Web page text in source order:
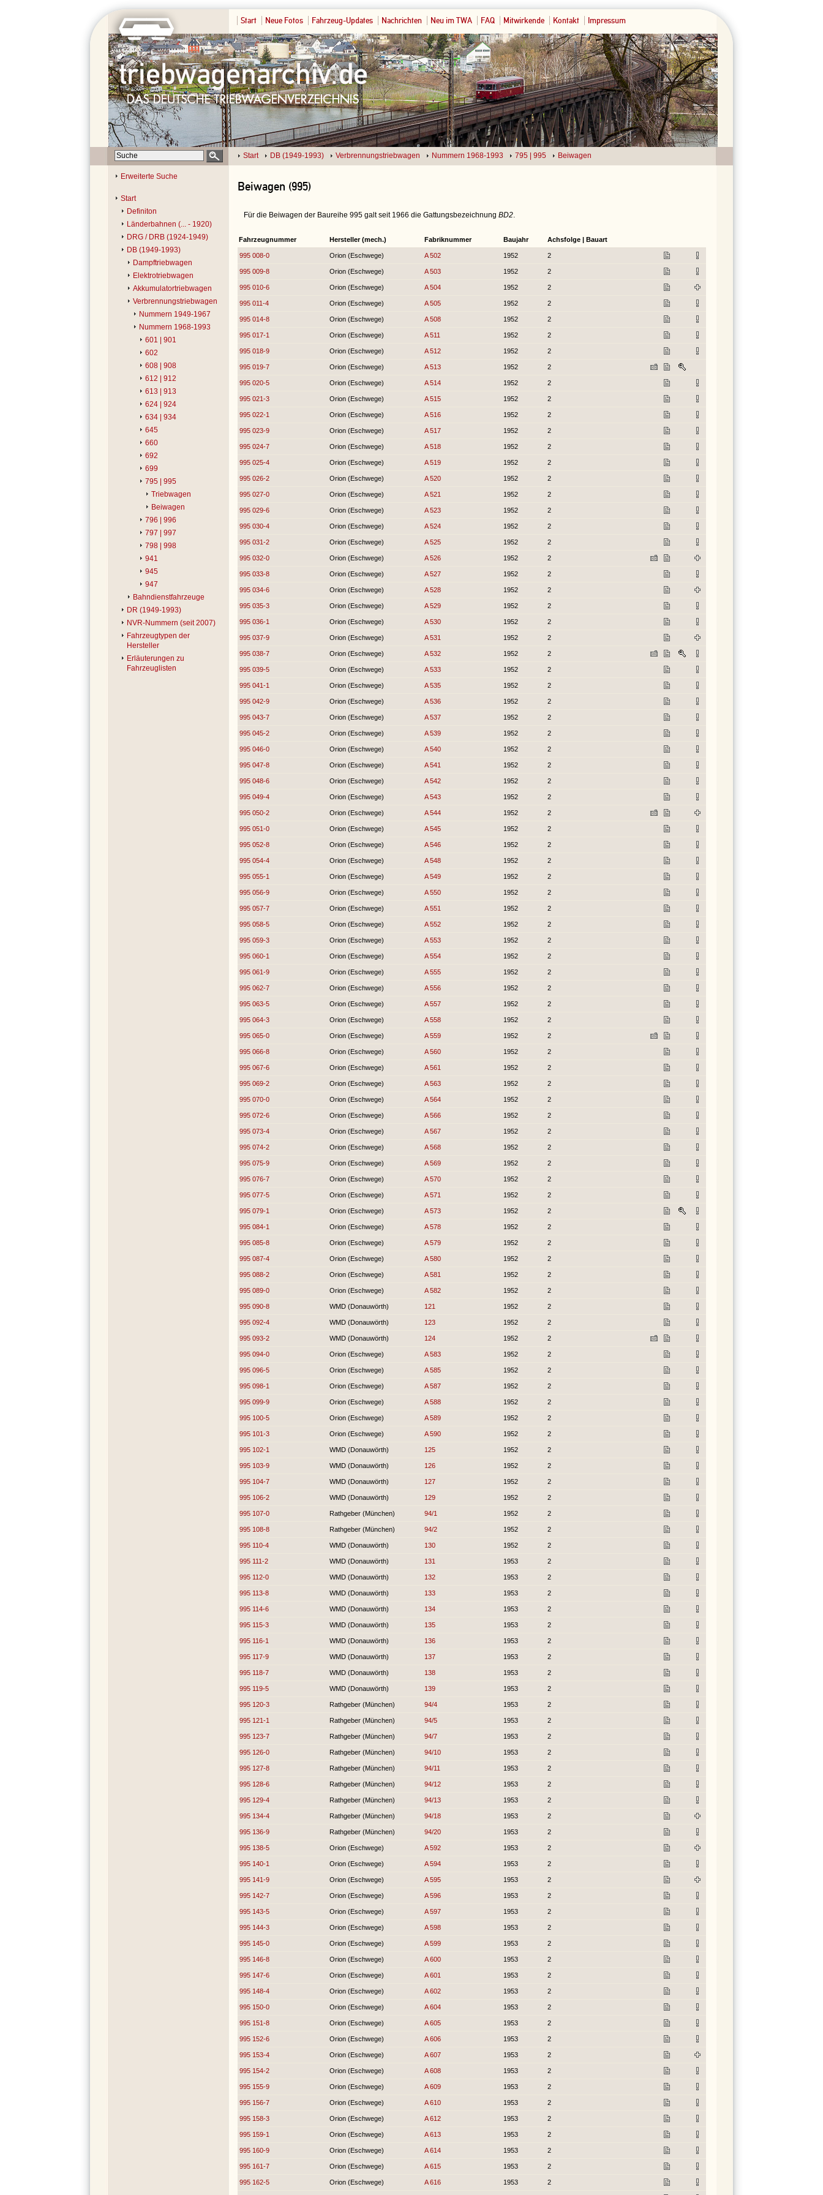
Start Neue Fotos Fahrzeug-Updates Nachrichten Neu im TWA FAQ Mitwirkende Kontakt Impressum
Start DB (1949-1993) Verbrennungstriebwagen Nummern 1968-1993 795 | 995 Beiwagen
Erweiterte Suche
Start
Definiton
Länderbahnen (... - 1920)
DRG / DRB (1924-1949)
DB (1949-1993)
Dampftriebwagen
Elektrotriebwagen
Akkumulatortriebwagen
Verbrennungstriebwagen
Nummern 1949-1967
Nummern 1968-1993
601 | 901
602
608 | 908
612 | 912
613 | 913
624 | 924
634 | 934
645
660
692
699
795 | 995
Triebwagen
Beiwagen
796 | 996
797 | 997
798 | 998
941
945
947
Bahndienstfahrzeuge
DR (1949-1993)
NVR-Nummern (seit 2007)
Fahrzeugtypen der
Hersteller
Erläuterungen zu
Fahrzeuglisten
Beiwagen (995)
Für die Beiwagen der Baureihe 995 galt seit 1966 die Gattungsbezeichnung BD2
Fahrzeugnummer Hersteller (mech.) Fabriknummer Baujahr Achsfolge | Bauart
995 008-0 Orion (Eschwege) A 502 1952 2
995 009-8 Orion (Eschwege) A 503 1952 2
995 010-6 Orion (Eschwege) A 504 1952 2
995 011-4 Orion (Eschwege) A 505 1952 2
995 014-8 Orion (Eschwege) A 508 1952 2
995 017-1 Orion (Eschwege) A 511 1952 2
995 018-9 Orion (Eschwege) A 512 1952 2
995 019-7 Orion (Eschwege) A 513 1952 2
995 020-5 Orion (Eschwege) A 514 1952 2
995 021-3 Orion (Eschwege) A 515 1952 2
995 022-1 Orion (Eschwege) A 516 1952 2
995 023-9 Orion (Eschwege) A 517 1952 2
995 024-7 Orion (Eschwege) A 518 1952 2
995 025-4 Orion (Eschwege) A 519 1952 2
995 026-2 Orion (Eschwege) A 520 1952 2
995 027-0 Orion (Eschwege) A 521 1952 2
995 029-6 Orion (Eschwege) A 523 1952 2
995 030-4 Orion (Eschwege) A 524 1952 2
995 031-2 Orion (Eschwege) A 525 1952 2
995 032-0 Orion (Eschwege) A 526 1952 2
995 033-8 Orion (Eschwege) A 527 1952 2
995 034-6 Orion (Eschwege) A 528 1952 2
995 035-3 Orion (Eschwege) A 529 1952 2
995 036-1 Orion (Eschwege) A 530 1952 2
995 037-9 Orion (Eschwege) A 531 1952 2
995 038-7 Orion (Eschwege) A 532 1952 2
995 039-5 Orion (Eschwege) A 533 1952 2
995 041-1 Orion (Eschwege) A 535 1952 2
995 042-9 Orion (Eschwege) A 536 1952 2
995 043-7 Orion (Eschwege) A 537 1952 2
995 045-2 Orion (Eschwege) A 539 1952 2
995 046-0 Orion (Eschwege) A 540 1952 2
995 047-8 Orion (Eschwege) A 541 1952 2
995 048-6 Orion (Eschwege) A 542 1952 2
995 049-4 Orion (Eschwege) A 543 1952 2
995 050-2 Orion (Eschwege) A 544 1952 2
995 051-0 Orion (Eschwege) A 545 1952 2
995 052-8 Orion (Eschwege) A 546 1952 2
995 054-4 Orion (Eschwege) A 548 1952 2
995 055-1 Orion (Eschwege) A 549 1952 2
995 056-9 Orion (Eschwege) A 550 1952 2
995 057-7 Orion (Eschwege) A 551 1952 2
995 058-5 Orion (Eschwege) A 552 1952 2
995 059-3 Orion (Eschwege) A 553 1952 2
995 060-1 Orion (Eschwege) A 554 1952 2
995 061-9 Orion (Eschwege) A 555 1952 2
995 062-7 Orion (Eschwege) A 556 1952 2
995 063-5 Orion (Eschwege) A 557 1952 2
995 064-3 Orion (Eschwege) A 558 1952 2
995 065-0 Orion (Eschwege) A 559 1952 2
995 066-8 Orion (Eschwege) A 560 1952 2
995 067-6 Orion (Eschwege) A 561 1952 2
995 069-2 Orion (Eschwege) A 563 1952 2
995 070-0 Orion (Eschwege) A 564 1952 2
995 072-6 Orion (Eschwege) A 566 1952 2
995 073-4 Orion (Eschwege) A 567 1952 2
995 074-2 Orion (Eschwege) A 568 1952 2
995 075-9 Orion (Eschwege) A 569 1952 2
995 076-7 Orion (Eschwege) A 570 1952 2
995 077-5 Orion (Eschwege) A 571 1952 2
995 079-1 Orion (Eschwege) A 573 1952 2
995 084-1 Orion (Eschwege) A 578 1952 2
995 085-8 Orion (Eschwege) A 579 1952 2
995 087-4 Orion (Eschwege) A 580 1952 2
995 088-2 Orion (Eschwege) A 581 1952 2
995 089-0 Orion (Eschwege) A 582 1952 2
995 090-8 WMD (Donauwörth) 121 1952 2
995 092-4 WMD (Donauwörth) 123 1952 2
995 093-2 WMD (Donauwörth) 124 1952 2
995 094-0 Orion (Eschwege) A 583 1952 2
995 096-5 Orion (Eschwege) A 585 1952 2
995 098-1 Orion (Eschwege) A 587 1952 2
995 099-9 Orion (Eschwege) A 588 1952 2
995 100-5 Orion (Eschwege) A 589 1952 2
995 101-3 Orion (Eschwege) A 590 1952 2
995 102-1 WMD (Donauwörth) 125 1952 2
995 103-9 WMD (Donauwörth) 126 1952 2
995 104-7 WMD (Donauwörth) 127 1952 2
995 106-2 WMD (Donauwörth) 129 1952 2
995 107-0 Rathgeber (München) 94/1 1952 2
995 108-8 Rathgeber (München) 94/2 1952 2
995 110-4 WMD (Donauwörth) 130 1952 2
995 111-2 WMD (Donauwörth) 131 1953 2
995 112-0 WMD (Donauwörth) 132 1953 2
995 113-8 WMD (Donauwörth) 133 1953 2
995 114-6 WMD (Donauwörth) 134 1953 2
995 115-3 WMD (Donauwörth) 135 1953 2
995 116-1 WMD (Donauwörth) 136 1953 2
995 117-9 WMD (Donauwörth) 137 1953 2
995 118-7 WMD (Donauwörth) 138 1953 2
995 119-5 WMD (Donauwörth) 139 1953 2
995 120-3 Rathgeber (München) 94/4 1953 2
995 121-1 Rathgeber (München) 94/5 1953 2
995 123-7 Rathgeber (München) 94/7 1953 2
995 126-0 Rathgeber (München) 94/10 1953 2
995 127-8 Rathgeber (München) 94/11 1953 2
995 128-6 Rathgeber (München) 94/12 1953 2
995 129-4 Rathgeber (München) 94/13 1953 2
995 134-4 Rathgeber (München) 94/18 1953 2
995 136-9 Rathgeber (München) 94/20 1953 2
995 138-5 Orion (Eschwege) A 592 1953 2
995 140-1 Orion (Eschwege) A 594 1953 2
995 141-9 Orion (Eschwege) A 595 1953 2
995 142-7 Orion (Eschwege) A 596 1953 2
995 143-5 Orion (Eschwege) A 597 1953 2
995 144-3 Orion (Eschwege) A 598 1953 2
995 145-0 Orion (Eschwege) A 599 1953 2
995 146-8 Orion (Eschwege) A 600 1953 2
995 147-6 Orion (Eschwege) A 601 1953 2
995 148-4 Orion (Eschwege) A 602 1953 2
995 150-0 Orion (Eschwege) A 604 1953 2
995 151-8 Orion (Eschwege) A 605 1953 2
995 152-6 Orion (Eschwege) A 606 1953 2
995 153-4 Orion (Eschwege) A 607 1953 2
995 154-2 Orion (Eschwege) A 608 1953 2
995 155-9 Orion (Eschwege) A 609 1953 2
995 156-7 Orion (Eschwege) A 610 1953 2
995 158-3 Orion (Eschwege) A 612 1953 2
995 159-1 Orion (Eschwege) A 613 1953 2
995 160-9 Orion (Eschwege) A 614 1953 2
995 161-7 Orion (Eschwege) A 615 1953 2
995 162-5 Orion (Eschwege) A 616 1953 2